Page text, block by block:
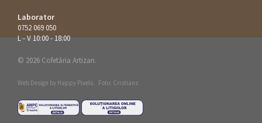
Laborator
0752 069 050
L - V 10:00 - 18:00
© 2026 Cofetăria Artizan.
Web Design by Happy Pixels. Foto: Cristians